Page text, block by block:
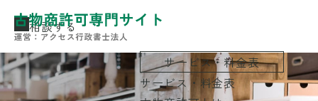
サービス・料金表
サービス・料金表
相談する